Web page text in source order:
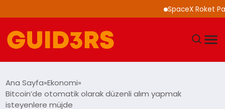
SpaceX Roket Parçası
YAŞAM
Ana Sayfa Ekonomi
Bitcoin’de otomatik olarak düzenli alım yapmak
isteyenlere müjde